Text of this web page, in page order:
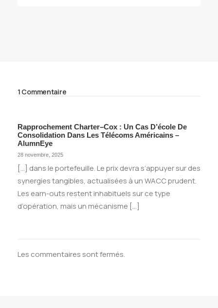
1 Commentaire
Rapprochement Charter–Cox : Un Cas D’école De
Consolidation Dans Les Télécoms Américains –
AlumnEye
28 novembre, 2025
[…] dans le portefeuille. Le prix devra s’appuyer sur des
synergies tangibles, actualisées à un WACC prudent.
Les earn-outs restent inhabituels sur ce type
d’opération, mais un mécanisme […]
Les commentaires sont fermés.